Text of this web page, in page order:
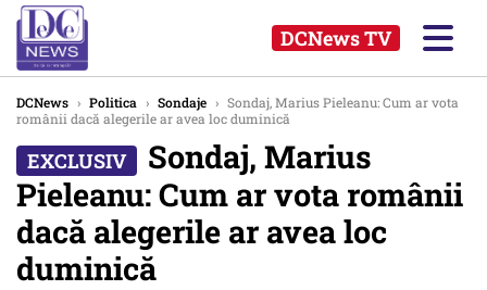
DCNews TV
DCNews › Politica › Sondaje › Sondaj, Marius Pieleanu: Cum ar vota
românii dacă alegerile ar avea loc duminică
Sondaj, Marius
Pieleanu: Cum ar vota românii
dacă alegerile ar avea loc
duminică